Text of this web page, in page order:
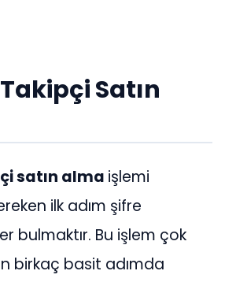
Satın
satın alma işlemi
ilk adım şifre
bulmaktır. Bu işlem çok
birkaç basit adımda